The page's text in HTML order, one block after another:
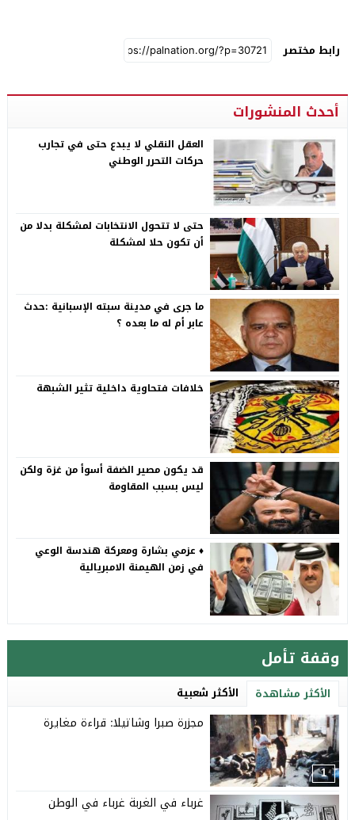
رابط مختصر
أحدث المنشورات
العقل النقلي لا يبدع حتى في تجارب
حركات التحرر الوطني
حتى لا تتحول الانتخابات لمشكلة بدلا من
أن تكون حلا لمشكلة
ما جرى في مدينة سبته الإسبانية :حدث
عابر أم له ما بعده ؟
خلافات فتحاوية داخلية تثير الشبهة
قد يكون مصير الضفة أسوأ من غزة ولكن
ليس بسبب المقاومة
♦️ عزمي بشارة ومعركة هندسة الوعي
في زمن الهيمنة الامبريالية
وقفة تأمل
الأكثر مشاهدة الأكثر شعبية
1
مجزرة صبرا وشاتيلا: قراءة مغايرة
غرباء في الغربة غرباء في الوطن